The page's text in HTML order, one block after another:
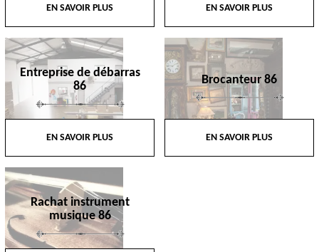
EN SAVOIR PLUS EN SAVOIR PLUS
Entreprise de débarras
86
EN SAVOIR PLUS
Brocanteur 86
EN SAVOIR PLUS
Rachat instrument
musique 86